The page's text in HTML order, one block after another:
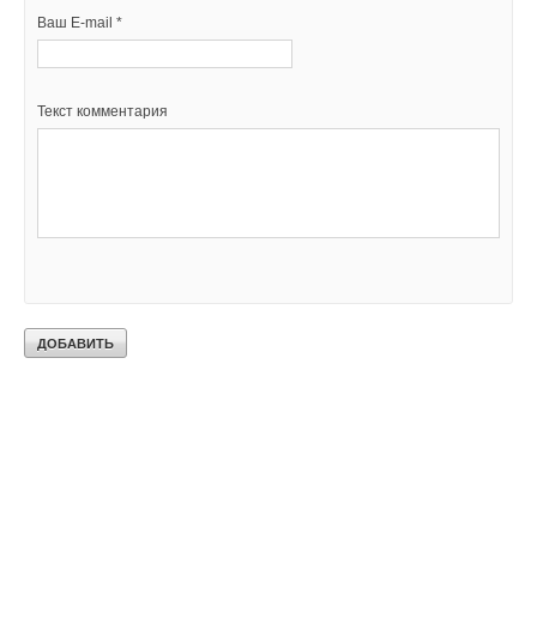
Ваш E-mail *
Текст комментария